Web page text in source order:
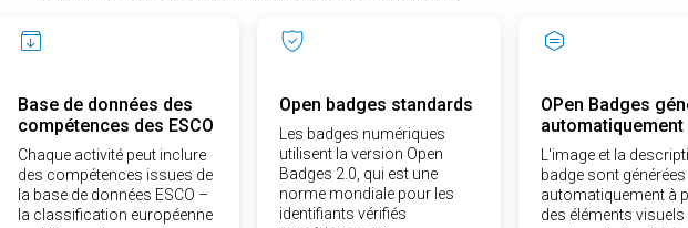
Base de données des
compétences des ESCO
Chaque activité peut inclure
des compétences issues de
la base de données ESCO –
la classification européenne
Open badges standards
Les badges numériques
utilisent la version Open
Badges 2.0, qui est une
norme mondiale pour les
identifiants vérifiés
OPen Badges
automatiquement
L'image et la
badge sont générées
automatiquement à
des éléments visuels